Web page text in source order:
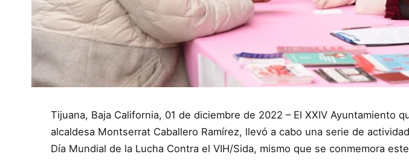
Tijuana, Baja California, 01 de diciembre de 2022 – El XXIV Ayuntamiento
alcaldesa Montserrat Caballero Ramírez, llevó a cabo una serie de
Día Mundial de la Lucha Contra el VIH/Sida, mismo que se conmemora